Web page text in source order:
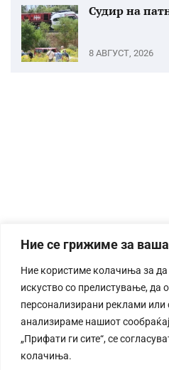
Ние се грижиме за
Ние користиме колачиња за
искуство со прелистување, да
персонализирани реклами или
анализираме нашиот
„Прифати ги сите“, се
колачиња.
Судир на
8 АВГУСТ, 2026